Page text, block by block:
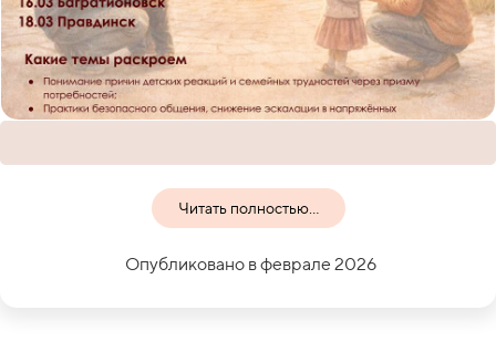
Читать полностью...
Опубликовано в феврале 2026